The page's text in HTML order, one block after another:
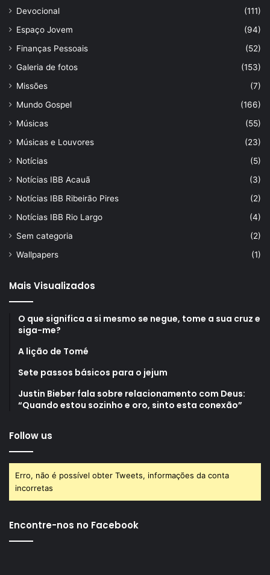
Devocional
(111)
Espaço Jovem
(94)
Finanças Pessoais
(52)
Galeria de fotos
(153)
Missões
(7)
Mundo Gospel
(166)
Músicas
(55)
Músicas e Louvores
(23)
Notícias
(5)
Notícias IBB Acauã
(3)
Notícias IBB Ribeirão Pires
(2)
Notícias IBB Rio Largo
(4)
Sem categoria
(2)
Wallpapers
(1)
Mais Visualizados
O que significa a si mesmo se negue, tome a sua cruz e
siga-me?
A lição de Tomé
Sete passos básicos para o jejum
Justin Bieber fala sobre relacionamento com Deus:
“Quando estou sozinho e oro, sinto esta conexão”
Follow us
Erro, não é possível obter Tweets, informações da conta
incorretas
Encontre-nos no Facebook